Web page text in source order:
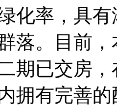
化率，具
落。目前
期已交房
拥有完善